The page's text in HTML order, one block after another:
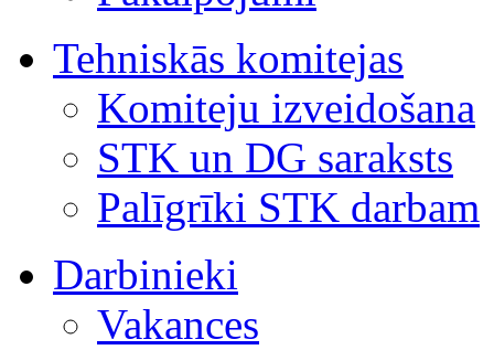
Tehniskās komitejas
Komiteju izveidošana
STK un DG saraksts
Palīgrīki STK darbam
Darbinieki
Vakances